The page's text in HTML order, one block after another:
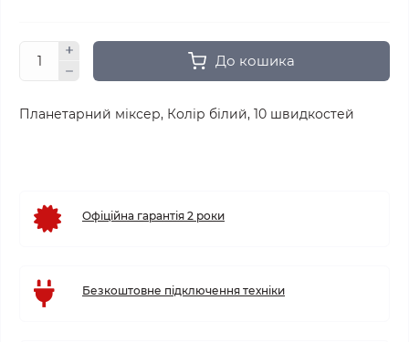
До кошика
Планетарний міксер, Колір білий, 10 швидкостей
Офіційна гарантія 2 роки
Безкоштовне підключення техніки